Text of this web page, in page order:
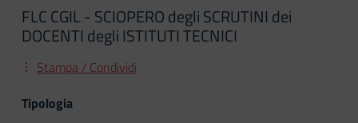
FLC CGIL - SCIOPERO degli SCRUTINI dei
DOCENTI degli ISTITUTI TECNICI
Stampa / Condividi
Tipologia